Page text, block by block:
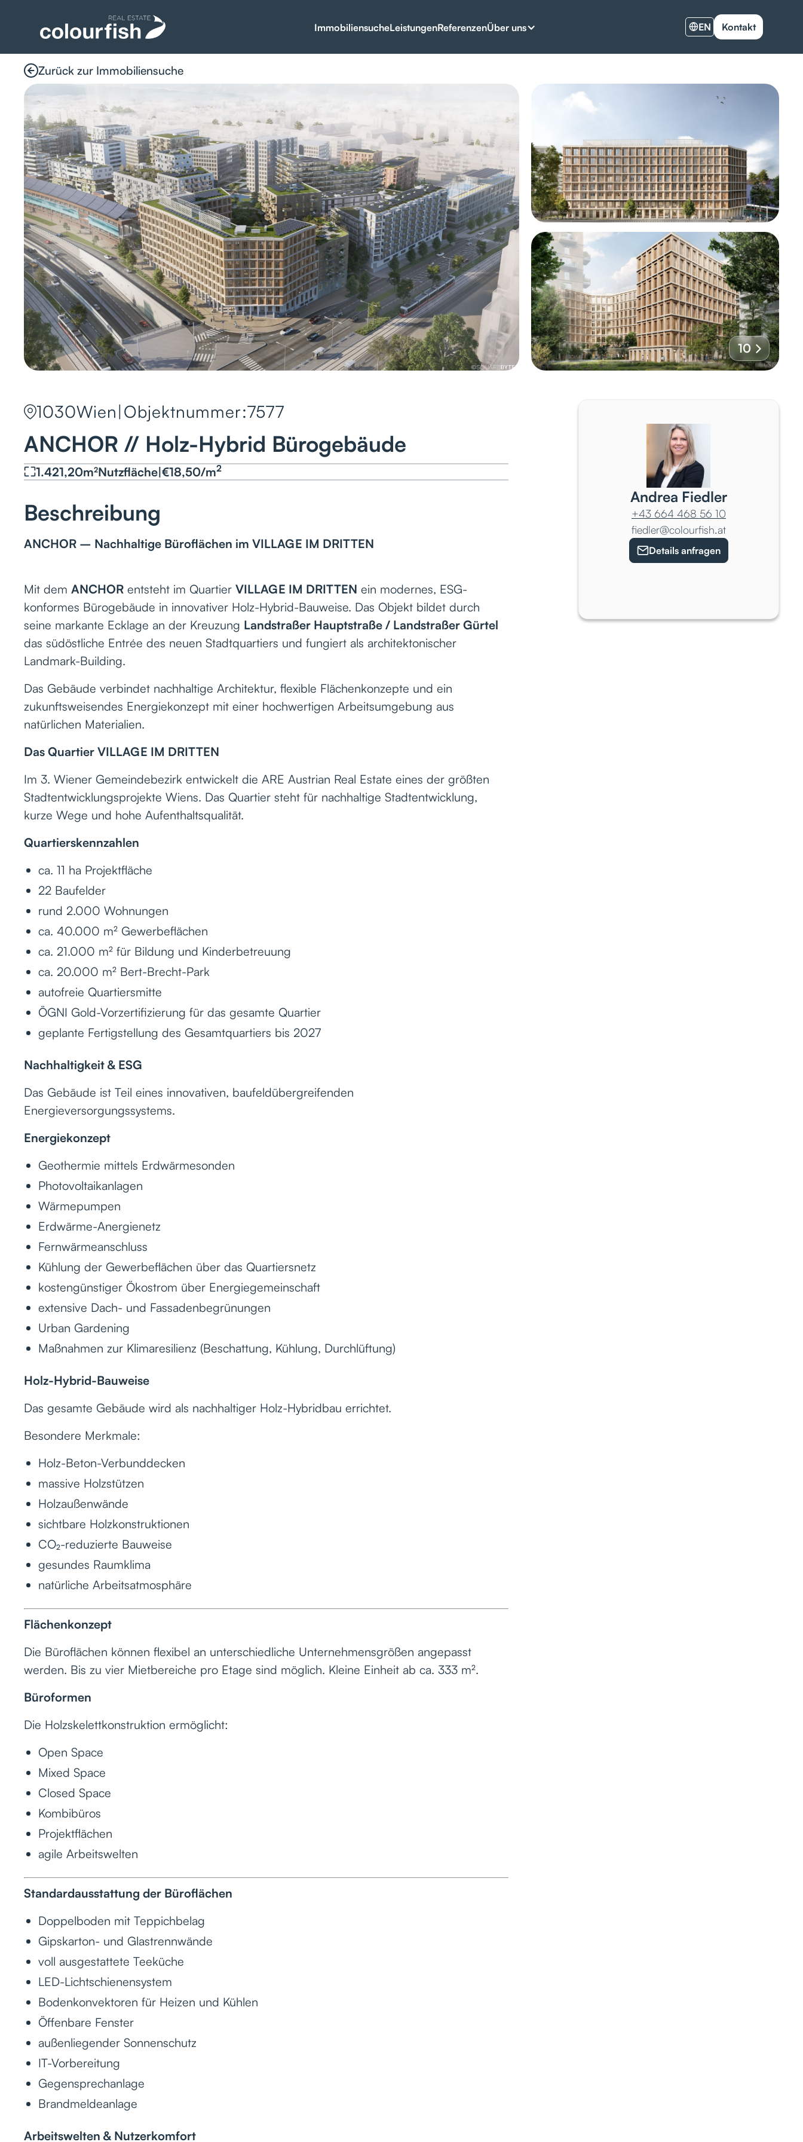
ImmobiliensucheLeistungenReferenzenÜber uns EN Kontakt
Zurück zur Immobiliensuche
10
1030Wien|Objektnummer:7577
ANCHOR // Holz-Hybrid Bürogebäude
1.421,20m²Nutzfläche|€18,50/m2
Beschreibung
ANCHOR – Nachhaltige Büroflächen im VILLAGE IM DRITTEN
Mit dem ANCHOR entsteht im Quartier VILLAGE IM DRITTEN ein modernes, ESG-
konformes Bürogebäude in innovativer Holz-Hybrid-Bauweise. Das Objekt bildet durch
seine markante Ecklage an der Kreuzung Landstraßer Hauptstraße / Landstraßer Gürtel
das südöstliche Entrée des neuen Stadtquartiers und fungiert als architektonischer
Landmark-Building.
Das Gebäude verbindet nachhaltige Architektur, flexible Flächenkonzepte und ein
zukunftsweisendes Energiekonzept mit einer hochwertigen Arbeitsumgebung aus
natürlichen Materialien.
Das Quartier VILLAGE IM DRITTEN
Im 3. Wiener Gemeindebezirk entwickelt die ARE Austrian Real Estate eines der größten
Stadtentwicklungsprojekte Wiens. Das Quartier steht für nachhaltige Stadtentwicklung,
kurze Wege und hohe Aufenthaltsqualität.
Quartierskennzahlen
ca. 11 ha Projektfläche
22 Baufelder
rund 2.000 Wohnungen
ca. 40.000 m² Gewerbeflächen
ca. 21.000 m² für Bildung und Kinderbetreuung
ca. 20.000 m² Bert-Brecht-Park
autofreie Quartiersmitte
ÖGNI Gold-Vorzertifizierung für das gesamte Quartier
geplante Fertigstellung des Gesamtquartiers bis 2027
Nachhaltigkeit & ESG
Das Gebäude ist Teil eines innovativen, baufeldübergreifenden
Energieversorgungssystems.
Energiekonzept
Geothermie mittels Erdwärmesonden
Photovoltaikanlagen
Wärmepumpen
Erdwärme-Anergienetz
Fernwärmeanschluss
Kühlung der Gewerbeflächen über das Quartiersnetz
kostengünstiger Ökostrom über Energiegemeinschaft
extensive Dach- und Fassadenbegrünungen
Urban Gardening
Maßnahmen zur Klimaresilienz (Beschattung, Kühlung, Durchlüftung)
Holz-Hybrid-Bauweise
Das gesamte Gebäude wird als nachhaltiger Holz-Hybridbau errichtet.
Besondere Merkmale:
Holz-Beton-Verbunddecken
massive Holzstützen
Holzaußenwände
sichtbare Holzkonstruktionen
CO₂-reduzierte Bauweise
gesundes Raumklima
natürliche Arbeitsatmosphäre
Flächenkonzept
Die Büroflächen können flexibel an unterschiedliche Unternehmensgrößen angepasst
werden. Bis zu vier Mietbereiche pro Etage sind möglich. Kleine Einheit ab ca. 333 m².
Büroformen
Die Holzskelettkonstruktion ermöglicht:
Open Space
Mixed Space
Closed Space
Kombibüros
Projektflächen
agile Arbeitswelten
Standardausstattung der Büroflächen
Doppelboden mit Teppichbelag
Gipskarton- und Glastrennwände
voll ausgestattete Teeküche
LED-Lichtschienensystem
Bodenkonvektoren für Heizen und Kühlen
Öffenbare Fenster
außenliegender Sonnenschutz
IT-Vorbereitung
Gegensprechanlage
Brandmeldeanlage
Arbeitswelten & Nutzerkomfort
Andrea Fiedler
+43 664 468 56 10
fiedler@colourfish.at
Details anfragen